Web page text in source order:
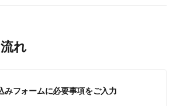
れ
みフォームに必要事項をご入力